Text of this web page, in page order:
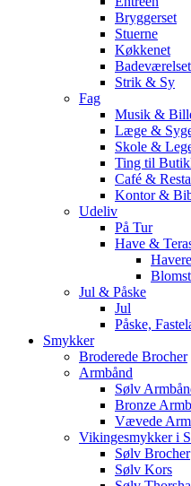
Bryggerset
Stuerne
Køkkenet
Badeværelset
Strik & Sy
Fag
Musik &
Læge &
Skole &
Ting til
Café &
Kontor &
Udeliv
På Tur
Have &
Jul & Påske
Jul
Påske,
Smykker
Broderede Brocher
Armbånd
Sølv
Bronze
Vævede
Vikingesmykker i
Sølv Brocher
Sølv Kors